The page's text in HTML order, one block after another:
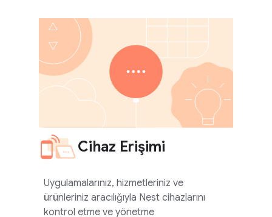
Cihaz Erişimi
Uygulamalarınız, hizmetleriniz ve
ürünleriniz aracılığıyla Nest cihazlarını
kontrol etme ve yönetme